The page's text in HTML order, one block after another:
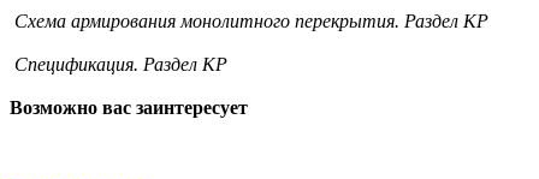
Схема армирования монолитного перекрытия. Раздел КР
Спецификация. Раздел КР
Возможно вас заинтересует